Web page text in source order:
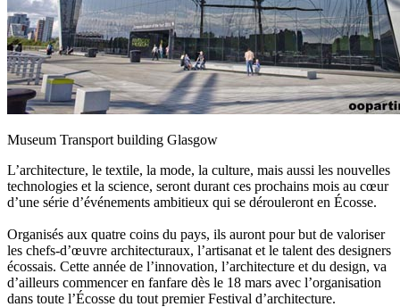
Museum Transport building Glasgow
L’architecture, le textile, la mode, la culture, mais aussi les nouvelles
technologies et la science, seront durant ces prochains mois au cœur
d’une série d’événements ambitieux qui se dérouleront en Écosse.
Organisés aux quatre coins du pays, ils auront pour but de valoriser
les chefs-d’œuvre architecturaux, l’artisanat et le talent des designers
écossais. Cette année de l’innovation, l’architecture et du design, va
d’ailleurs commencer en fanfare dès le 18 mars avec l’organisation
dans toute l’Écosse du tout premier Festival d’architecture.